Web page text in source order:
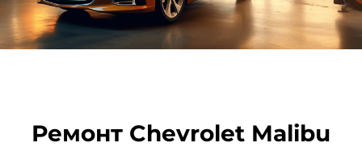
Ремонт Chevrolet Malibu